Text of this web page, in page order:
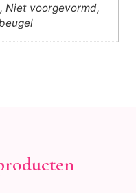
Niet voorgevormd,